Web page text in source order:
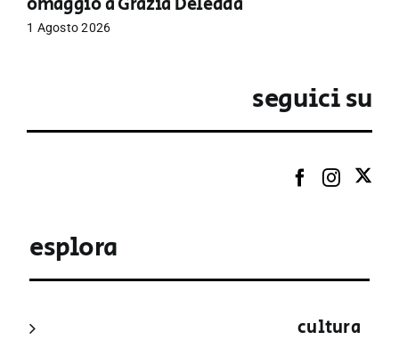
1 Agosto 2026
seguici su
esplora
cultura